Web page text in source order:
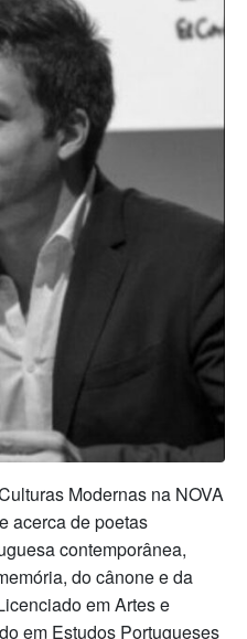
Modernas na NOVA
acerca de poetas
contemporânea,
do cânone e da
em Artes e
em Estudos Portugueses